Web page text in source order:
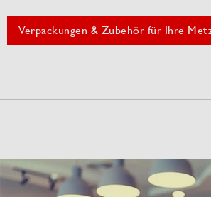
Verpackungen & Zubehör für Ihre